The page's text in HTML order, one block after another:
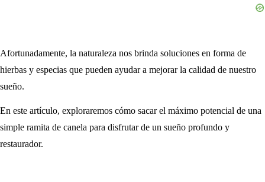
Afortunadamente, la naturaleza nos brinda soluciones en forma de
hierbas y especias que pueden ayudar a mejorar la calidad de nuestro
sueño.
En este artículo, exploraremos cómo sacar el máximo potencial de una
simple ramita de canela para disfrutar de un sueño profundo y
restaurador.